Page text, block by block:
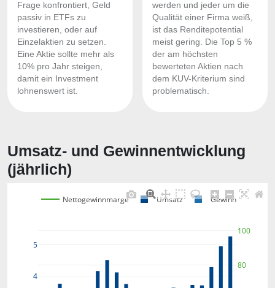
Frage konfrontiert, Geld
passiv in ETFs zu
investieren, oder auf
Einzelaktien zu setzen.
Eine Aktie sollte mehr als
10% pro Jahr steigen,
damit ein Investment
lohnenswert ist.
werden und jeder um die
Qualität einer Firma weiß,
ist das Renditepotential
meist gering. Die Top 5 %
der am höchsten
bewerteten Aktien nach
dem KUV-Kriterium sind
problematisch.
Umsatz- und Gewinnentwicklung
(jährlich)
4
5
80
100
Nettogewinnmarge Umsatz Gewinn